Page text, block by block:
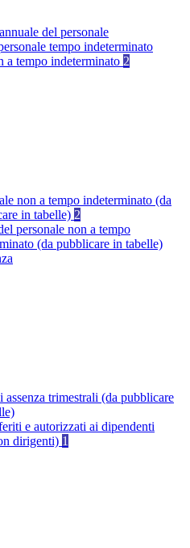
del personale
tempo indeterminato
a tempo indeterminato 2
non a tempo indeterminato (da
in tabelle) 2
personale non a tempo
(da pubblicare in tabelle)
assenza trimestrali (da pubblicare
e autorizzati ai dipendenti
dirigenti) 1